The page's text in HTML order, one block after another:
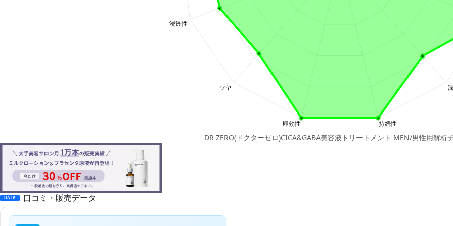
DR ZERO(ドクターゼロ)CICA&GABA美容液トリートメント MEN/男性用解析
DATA 口コミ・販売データ